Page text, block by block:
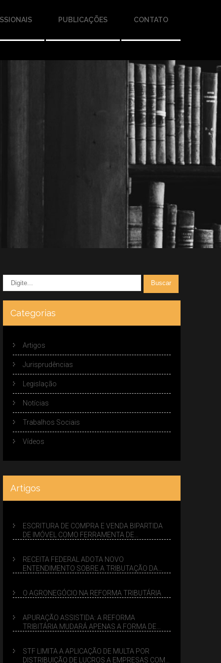
PUBLICAÇÕES CONTATO
Categorias
Artigos
Jurisprudências
Legislação
Notícias
Trabalhos Sociais
Vídeos
Artigos
ESCRITURA DE COMPRA E VENDA BIPARTIDA
DE IMÓVEL COMO FERRAMENTA DE
RECEITA FEDERAL ADOTA NOVO
ENTENDIMENTO SOBRE A TRIBUTAÇÃO DA
O AGRONEGÓCIO NA REFORMA TRIBUTÁRIA
APURAÇÃO ASSISTIDA: A REFORMA
TRIBITÁRIA MUDARÁ APENAS A FORMA DE
STF LIMITA A APLICAÇÃO DE MULTA POR
DISTRIBUIÇÃO DE LUCROS A EMPRESAS COM